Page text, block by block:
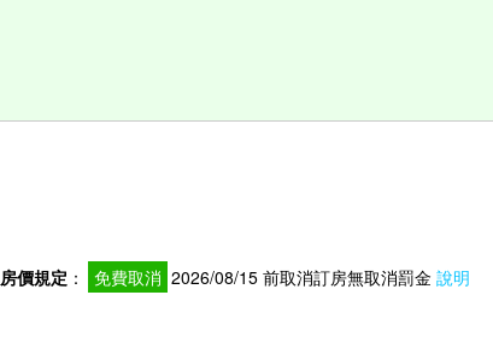
房價規定 ： 免費取消 2026/08/15 前取消訂房無取消罰金 說明